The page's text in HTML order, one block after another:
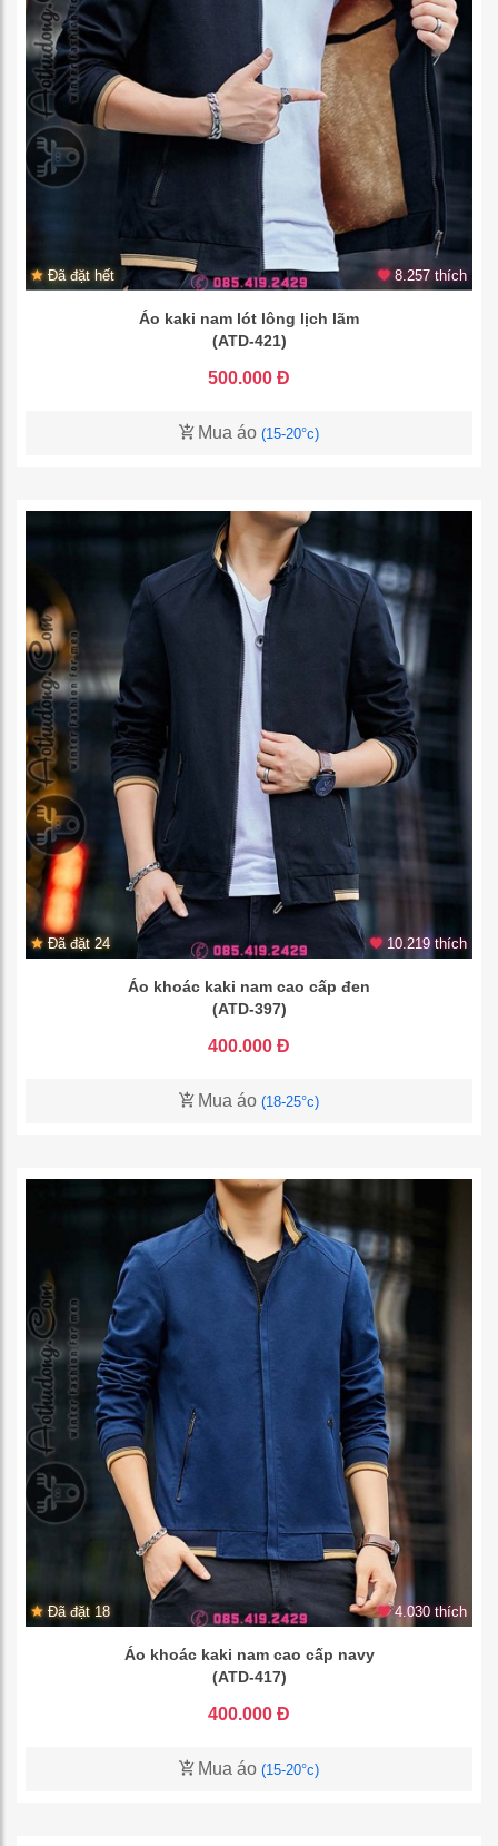
Đã đặt hết 8.257 thích
Áo kaki nam lót lông lịch lãm
(ATD-421)
500.000 Đ
Mua áo (15-20°c)
Đã đặt 24 10.219 thích
Áo khoác kaki nam cao cấp đen
(ATD-397)
400.000 Đ
Mua áo (18-25°c)
Đã đặt 18 4.030 thích
Áo khoác kaki nam cao cấp navy
(ATD-417)
400.000 Đ
Mua áo (15-20°c)